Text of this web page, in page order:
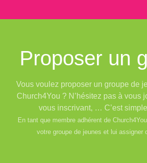
Proposer un
Vous voulez proposer un groupe de
Church4You ? N’hésitez pas à vous
vous inscrivant, … C’est
En tant que membre adhérent de
votre groupe de jeunes et lui assigner